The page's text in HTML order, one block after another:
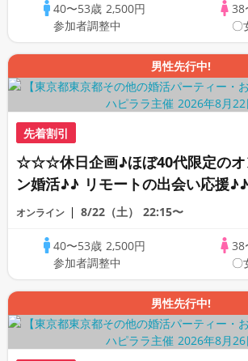
PARTY!!40〜53歳 2,500円
参加者調整中
38
〇
男性先行中!
先着割引
☆☆☆休日企画♪ほぼ40代限定のオ
ン婚活♪♪ リモートの出会い応援
ちで乾杯しませんか♪♪ ☆全国の方
PARTY!!
オンライン 8/22（土） 22:15〜
40〜53歳 2,500円
参加者調整中
38
〇
男性先行中!